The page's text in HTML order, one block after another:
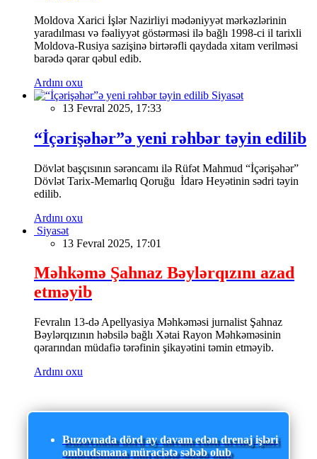
Moldova Xarici İşlər Nazirliyi mədəniyyət mərkəzlərinin
yaradılması və fəaliyyət göstərməsi ilə bağlı 1998-ci il tarixli
Moldova-Rusiya sazişinə birtərəfli qaydada xitam verilməsi
barədə qərar qəbul edib.
Ardını oxu
Siyasət
13 Fevral 2025, 17:33
“İçərişəhər”ə yeni rəhbər təyin edilib
Dövlət başçısının sərəncamı ilə Rüfət Mahmud “İçərişəhər”
Dövlət Tarix-Memarlıq Qoruğu İdarə Heyətinin sədri təyin
edilib.
Ardını oxu
Siyasət
13 Fevral 2025, 17:01
Məhkəmə Şahnaz Bəylərqızını azad
etməyib
Fevralın 13-də Apellyasiya Məhkəməsi jurnalist Şahnaz
Bəylərqızının həbsilə bağlı Xətai Rayon Məhkəməsinin
qərarından müdafiə tərəfinin şikayətini təmin etməyib.
Ardını oxu
Buzovnada dörd ay davam edən drenaj işləri
ombudsmana müraciətə səbəb olub